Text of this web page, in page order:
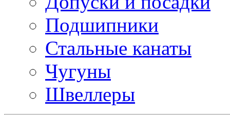
Подшипники
Стальные канаты
Чугуны
Швеллеры